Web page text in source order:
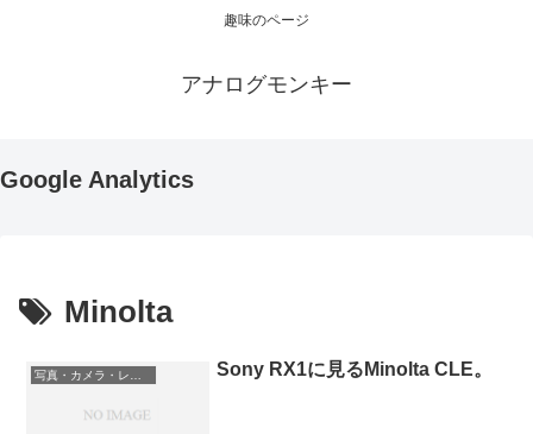
趣味のページ
アナログモンキー
Google Analytics
Minolta
Sony RX1に見るMinolta CLE。